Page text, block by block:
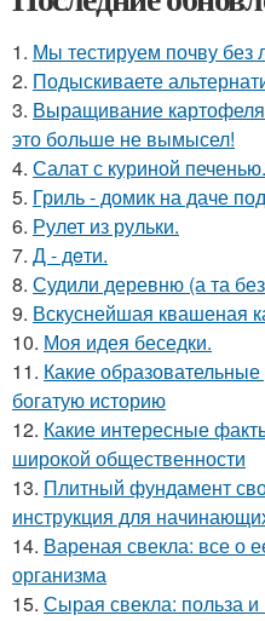
1. Мы тестируем почву без
2. Подыскиваете
3. Выращивание картофеля
это больше не вымысел!
4. Салат с куриной печенью.
5. Гриль - домик на даче
6. Рулет из рульки.
7. Д - дeти.
8. Судили деревню (а та
9. Вскуснейшая квашеная
10. Моя идея беседки.
11. Какие
богатую историю
12. Какие интересные
широкой общественности
13. Плитный фундамент
инструкция для
14. Вареная свекла: все о
организма
15. Сырая свекла: польза